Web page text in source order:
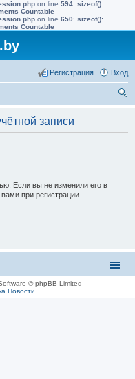
on line 594: sizeof():
Countable
on line 650: sizeof():
Countable
Вход
Регистрация
записи
Если вы не изменили его в
при регистрации.
© phpBB Limited
Новости